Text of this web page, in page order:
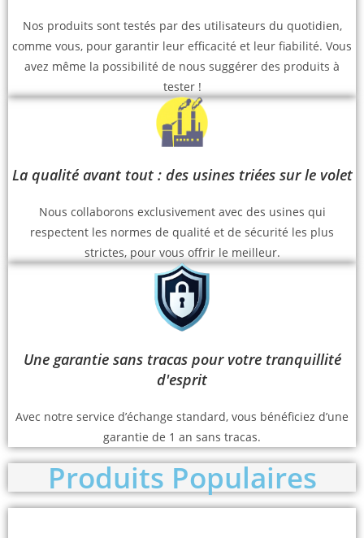
Nos produits sont testés par des utilisateurs du quotidien,
comme vous, pour garantir leur efficacité et leur fiabilité. Vous
avez même la possibilité de nous suggérer des produits à
tester !
La qualité avant tout : des usines triées sur le volet
Nous collaborons exclusivement avec des usines qui
respectent les normes de qualité et de sécurité les plus
strictes, pour vous offrir le meilleur.
Une garantie sans tracas pour votre tranquillité
d'esprit
Avec notre service d’échange standard, vous bénéficiez d’une
garantie de 1 an sans tracas.
Produits Populaires